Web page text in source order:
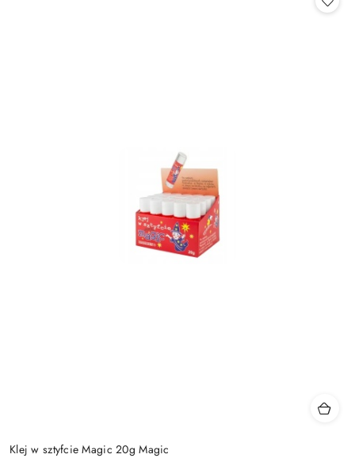
Klej w sztyfcie Magic 20g Magic